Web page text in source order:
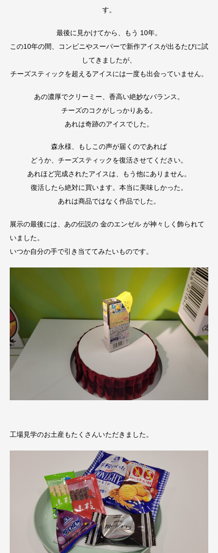
す。
最後に見かけてから、もう 10年。
この10年の間、コンビニやスーパーで新作アイスが出るたびに試
してきましたが、
チーズスティックを超えるアイスには一度も出会っていません。
あの濃厚でクリーミー、香高い絶妙なバランス。
チーズのコクがしっかりある。
あれは奇跡のアイスでした。
森永様、もしこの声が届くのであれば
どうか、チーズスティックを復活させてください。
あれほど完成されたアイスは、もう他にありません。
復活したら絶対に買います。本当に美味しかった。
あれは商品ではなく作品でした。
展示の最後には、あの伝説の 金のエンゼル が神々しく飾られて
いました。
いつか自分の手で引き当ててみたいものです。
工場見学のお土産もたくさんいただきました。